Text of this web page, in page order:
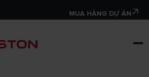
MUA HÀNG DỰ ÁN